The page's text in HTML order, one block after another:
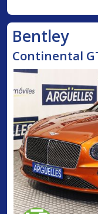
Bentley
Continental